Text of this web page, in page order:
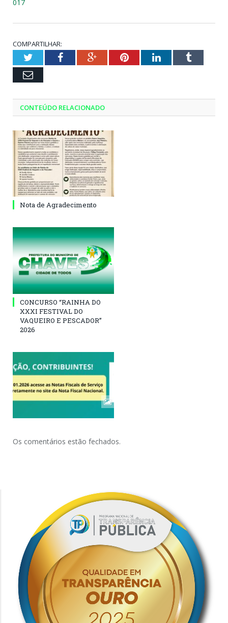
017
COMPARTILHAR:
TwitterFacebookGoogle+PinterestLinkedInTumblr
Email
CONTEÚDO RELACIONADO
Nota de Agradecimento
CONCURSO “RAINHA DO
XXXI FESTIVAL DO
VAQUEIRO E PESCADOR”
2026
Os comentários estão fechados.